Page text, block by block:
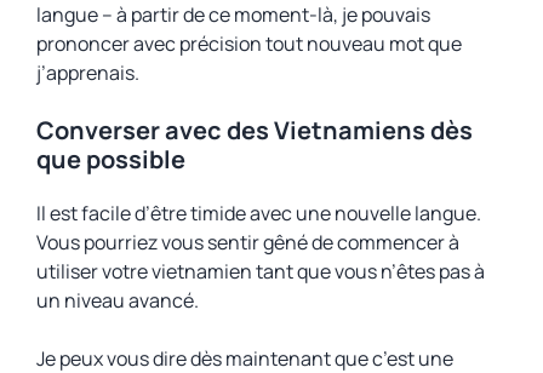
langue – à partir de ce moment-là, je pouvais
prononcer avec précision tout nouveau mot que
j’apprenais.
Converser avec des Vietnamiens dès
que possible
Il est facile d’être timide avec une nouvelle langue.
Vous pourriez vous sentir gêné de commencer à
utiliser votre vietnamien tant que vous n’êtes pas à
un niveau avancé.
Je peux vous dire dès maintenant que c’est une